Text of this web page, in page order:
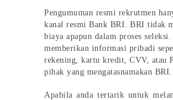
Pengumuman resmi rekrutmen
kanal resmi Bank BRI. BRI tidak
biaya apapun dalam proses
memberikan informasi pribadi
rekening, kartu kredit, CVV, atau
pihak yang mengatasnamakan BRI.
Apabila anda tertarik untuk